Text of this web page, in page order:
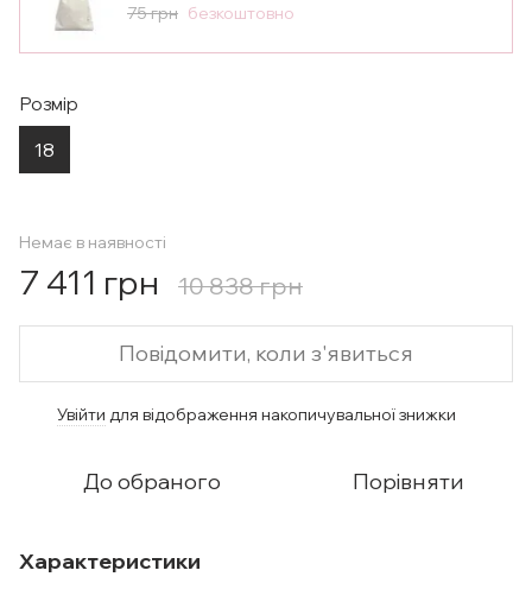
75 грн безкоштовно
Розмір
18
Немає в наявності
7 411 грн 10 838 грн
Повідомити, коли з'явиться
Увійти для відображення накопичувальної знижки
До обраного Порівняти
Характеристики